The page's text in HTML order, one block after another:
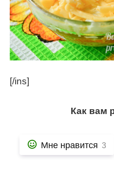
[/ins]
Как вам
Мне нравится 3